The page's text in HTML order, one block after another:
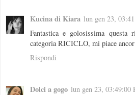
Kucina di Kiara lun gen 23,
Fantastica e golosissima
categoria RICICLO, mi piace
Rispondi
Dolci a gogo lun gen 23, 03:49:00